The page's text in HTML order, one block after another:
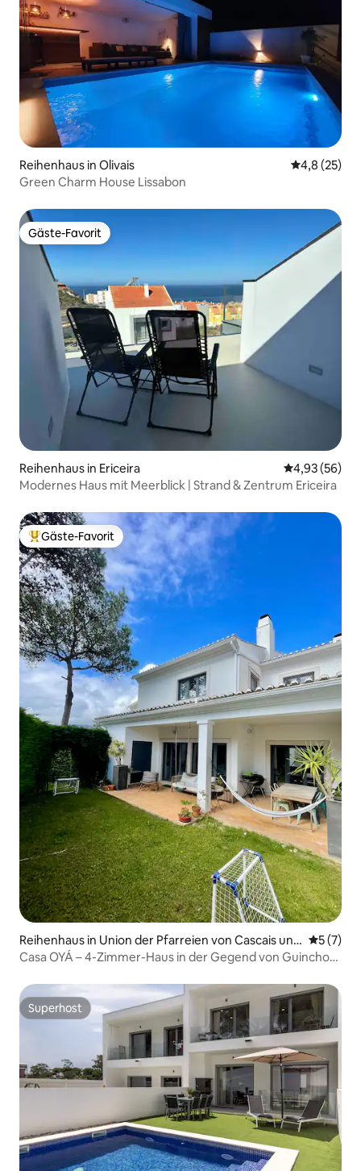
Reihenhaus in Olivais
4,8 (25)
Green Charm House Lissabon
Gäste-Favorit
Gäste-Favorit
Reihenhaus in Ericeira
4,93 (56)
Modernes Haus mit Meerblick | Strand & Zentrum Ericeira
Beliebter Gäste-Favorit.
Gäste-Favorit
Reihenhaus in Union der Pfarreien von Cascais und
Estoril
5 (7)
Casa OYÁ – 4-Zimmer-Haus in der Gegend von Guincho
Superhost
Superhost